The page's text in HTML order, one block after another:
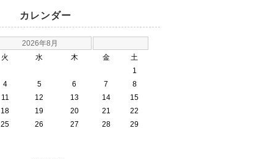
カレンダー
2026年8月
火 水 木 金
土
1
4 5 6 7
8
11 12 13 14
15
18 19 20 21
22
25 26 27 28
29